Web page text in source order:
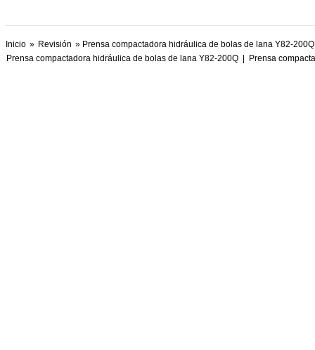
Inicio » Revisión » Prensa compactadora hidráulica de bolas de lana Y82-200Q
Prensa compactadora hidráulica de bolas de lana Y82-200Q
Prensa